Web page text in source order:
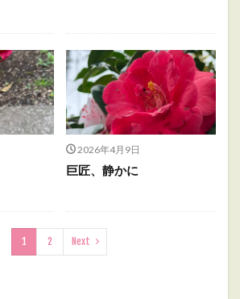
2026年4月9日
巨匠、静かに
1 2 Next